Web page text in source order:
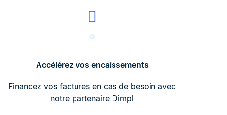
Accélérez vos encaissements
Financez vos factures en cas de besoin avec
notre partenaire Dimpl